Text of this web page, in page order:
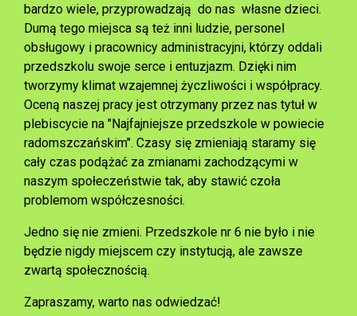
bardzo wiele, przyprowadzają do nas własne dzieci.
Dumą tego miejsca są też inni ludzie, personel
obsługowy i pracownicy administracyjni, którzy oddali
przedszkolu swoje serce i entuzjazm. Dzięki nim
tworzymy klimat wzajemnej życzliwości i współpracy.
Oceną naszej pracy jest otrzymany przez nas tytuł w
plebiscycie na "Najfajniejsze przedszkole w powiecie
radomszczańskim". Czasy się zmieniają staramy się
cały czas podążać za zmianami zachodzącymi w
naszym społeczeństwie tak, aby stawić czoła
problemom współczesności.
Jedno się nie zmieni. Przedszkole nr 6 nie było i nie
będzie nigdy miejscem czy instytucją, ale zawsze
zwartą społecznością.
Zapraszamy, warto nas odwiedzać!